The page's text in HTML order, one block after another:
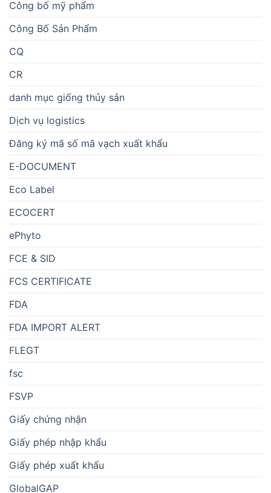
Công bố mỹ phẩm
Công Bố Sản Phẩm
CQ
CR
danh mục giống thủy sản
Dịch vụ logistics
Đăng ký mã số mã vạch xuất khẩu
E-DOCUMENT
Eco Label
ECOCERT
ePhyto
FCE & SID
FCS CERTIFICATE
FDA
FDA IMPORT ALERT
FLEGT
fsc
FSVP
Giấy chứng nhận
Giấy phép nhập khẩu
Giấy phép xuất khẩu
GlobalGAP